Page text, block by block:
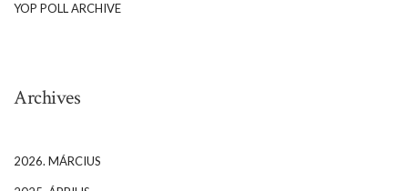
YOP POLL ARCHIVE
Archives
2026. MÁRCIUS